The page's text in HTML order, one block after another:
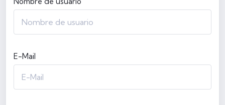
E-Mail